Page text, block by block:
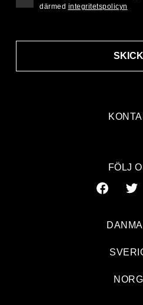
därmed integritetspolicyn
FÖLJ